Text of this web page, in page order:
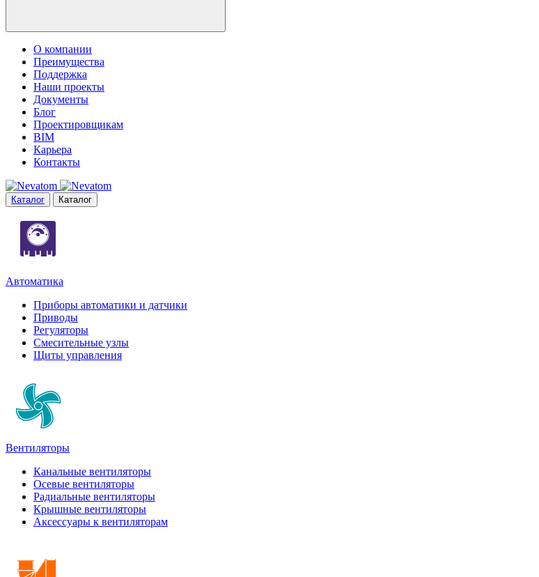
О компании
Преимущества
Поддержка
Наши проекты
Документы
Блог
Проектировщикам
BIM
Карьера
Контакты
Каталог Каталог
Автоматика
Приборы автоматики и датчики
Приводы
Регуляторы
Смесительные узлы
Щиты управления
Вентиляторы
Канальные вентиляторы
Осевые вентиляторы
Радиальные вентиляторы
Крышные вентиляторы
Аксессуары к вентиляторам